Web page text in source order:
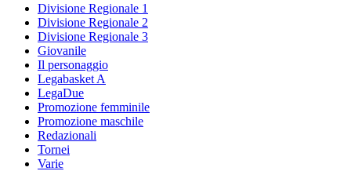
Divisione Regionale 1
Divisione Regionale 2
Divisione Regionale 3
Giovanile
Il personaggio
Legabasket A
LegaDue
Promozione femminile
Promozione maschile
Redazionali
Tornei
Varie